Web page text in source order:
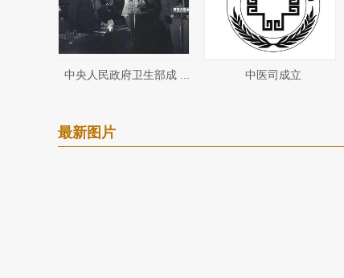
中央人民政府卫生部成 ... 中医司成立
最新图片